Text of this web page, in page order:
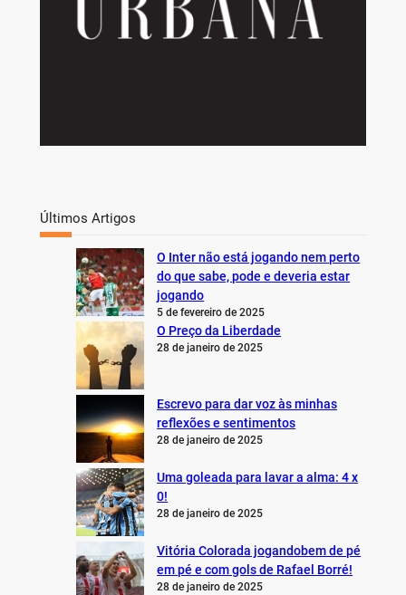
Últimos Artigos
O Inter não está jogando nem perto
do que sabe, pode e deveria estar
jogando
5 de fevereiro de 2025
O Preço da Liberdade
28 de janeiro de 2025
Escrevo para dar voz às minhas
reflexões e sentimentos
28 de janeiro de 2025
Uma goleada para lavar a alma: 4 x
0!
28 de janeiro de 2025
Vitória Colorada jogandobem de pé
em pé e com gols de Rafael Borré!
28 de janeiro de 2025